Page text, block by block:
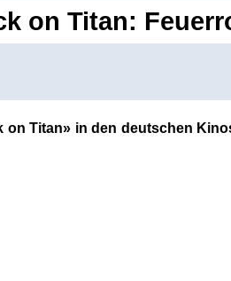
on Titan:
Titan» in den deutschen